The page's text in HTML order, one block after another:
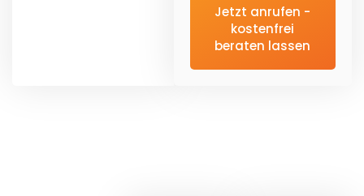
Jetzt anrufen -
kostenfrei
beraten lassen